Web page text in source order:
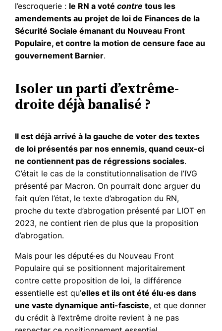
l’escroquerie : le RN a votécontre tous les
amendements au projet de loi de Finances de la
Sécurité Sociale émanant du Nouveau Front
Populaire, et contre la motion de censure face au
gouvernement Barnier.
Isoler un parti d’extrême-
droite déjà banalisé ?
Il est déjà arrivé à la gauche de voter des textes
de loi présentés par nos ennemis, quand ceux-ci
ne contiennent pas de régressions sociales.
C’était le cas de la constitutionnalisation de l’IVG
présenté par Macron. On pourrait donc arguer du
fait qu’en l’état, le texte d’abrogation du RN,
proche du texte d’abrogation présenté par LIOT en
2023, ne contient rien de plus que la proposition
d’abrogation.
Mais pour les député·es du Nouveau Front
Populaire qui se positionnent majoritairement
contre cette proposition de loi, la différence
essentielle est qu’elles et ils ont été élu·es dans
une vaste dynamique anti-fasciste, et que donner
du crédit à l’extrême droite revient à ne pas